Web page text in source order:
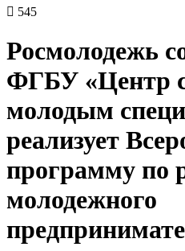
545
Росмолодежь
ФГБУ «Центр
молодым
реализует
программу по
молодежного